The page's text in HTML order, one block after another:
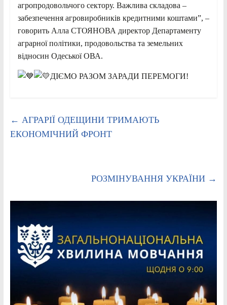
агропродовольчого сектору. Важлива складова –
забезпечення агровиробників кредитними коштами”, –
говорить Алла СТОЯНОВА директор Департаменту
аграрної політики, продовольства та земельних
відносин Одеської ОВА.
ДІЄМО РАЗОМ ЗАРАДИ ПЕРЕМОГИ!
← АГРАРІЇ ОДЕЩИНИ ТРИМАЮТЬ
ЕКОНОМІЧНИЙ ФРОНТ
РОЗМІНУВАННЯ УКРАЇНИ →